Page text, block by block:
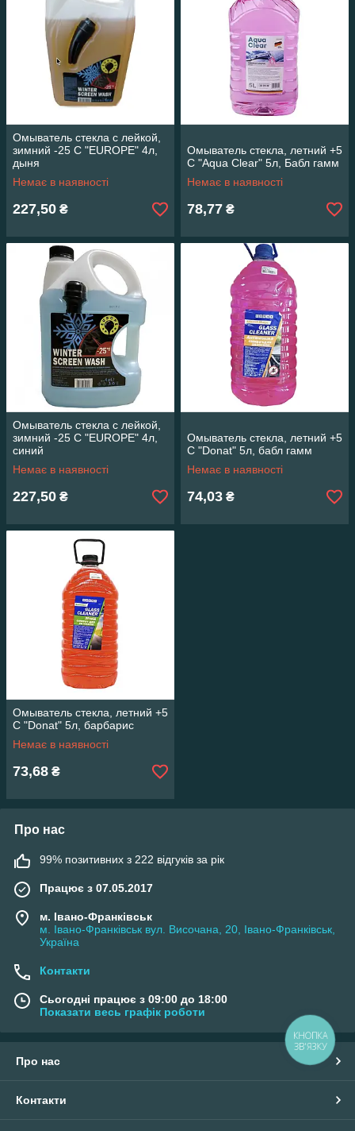
Омыватель стекла с лейкой,
зимний -25 С "EUROPE" 4л,
дыня
Немає в наявності
227,50 ₴
Омыватель стекла, летний +5
С "Aqua Clear" 5л, Бабл гамм
Немає в наявності
78,77 ₴
Омыватель стекла с лейкой,
зимний -25 С "EUROPE" 4л,
синий
Немає в наявності
227,50 ₴
Омыватель стекла, летний +5
С "Donat" 5л, бабл гамм
Немає в наявності
74,03 ₴
Омыватель стекла, летний +5
С "Donat" 5л, барбарис
Немає в наявності
73,68 ₴
Про нас
99% позитивних з 222 відгуків за рік
Працює з 07.05.2017
м. Івано-Франківськ
м. Івано-Франківськ вул. Височана, 20, Івано-Франківськ,
Україна
Контакти
Сьогодні працює з 09:00 до 18:00
Показати весь графік роботи
Про нас
Контакти
КНОПКА
ЗВ'ЯЗКУ